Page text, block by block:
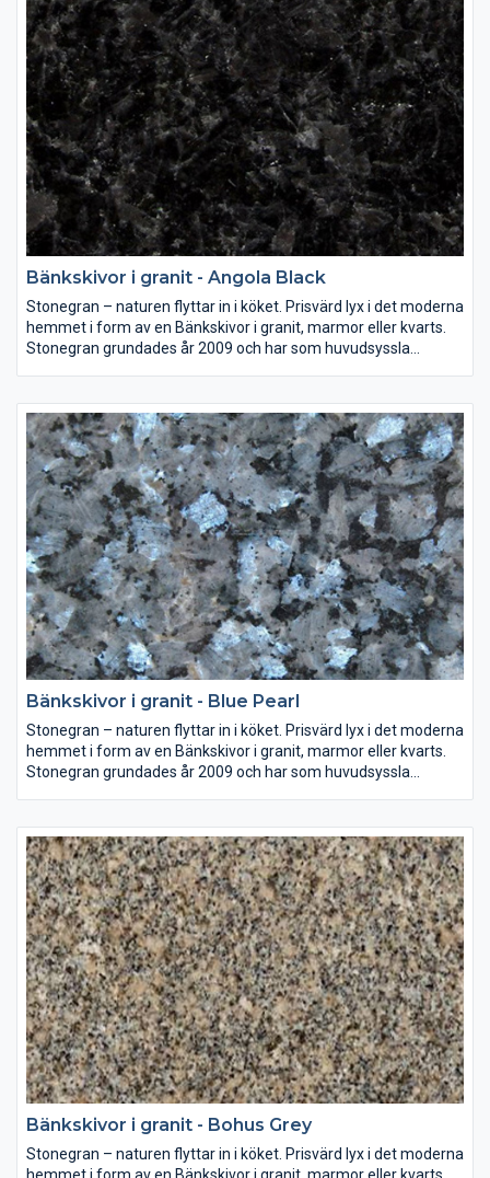
Bänkskivor i granit - Angola Black
Stonegran – naturen flyttar in i köket. Prisvärd lyx i det moderna
hemmet i form av en Bänkskivor i granit, marmor eller kvarts.
Stonegran grundades år 2009 och har som huvudsyssla
Sten i sina naturliga färger är en investering som ni kan njuta av
i många år. Väljer ni en bänkskiva i granit, marmor eller kvarts
ger ni era lokaler en tidlös form och skönhet.
Bänkskivor i granit - Blue Pearl
Stonegran – naturen flyttar in i köket. Prisvärd lyx i det moderna
hemmet i form av en Bänkskivor i granit, marmor eller kvarts.
Stonegran grundades år 2009 och har som huvudsyssla
Sten i sina naturliga färger är en investering som ni kan njuta av
i många år. Väljer ni en bänkskiva i granit, marmor eller kvarts
ger ni era lokaler en tidlös form och skönhet.
Bänkskivor i granit - Bohus Grey
Stonegran – naturen flyttar in i köket. Prisvärd lyx i det moderna
hemmet i form av en Bänkskivor i granit, marmor eller kvarts.